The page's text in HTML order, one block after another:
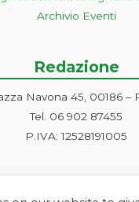
Archivio Eventi
Redazione
Navona 45, 00186 –
Tel. 06 902 87455
P.IVA: 12528191005